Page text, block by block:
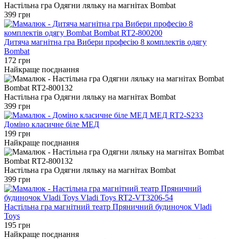
Настільна гра Одягни ляльку на магнітах Bombat
399 грн
Дитяча магнітна гра Вибери професію 8 комплектів одягу
Bombat
172 грн
Найкраще поєднання
Настільна гра Одягни ляльку на магнітах Bombat
399 грн
Доміно класичне біле МЕД
199 грн
Найкраще поєднання
Настільна гра Одягни ляльку на магнітах Bombat
399 грн
Настільна гра магнітний театр Пряничний будиночок Vladi
Toys
195 грн
Найкраще поєднання